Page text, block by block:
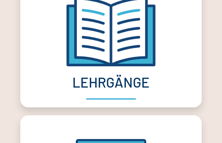
LEHRGÄNGE